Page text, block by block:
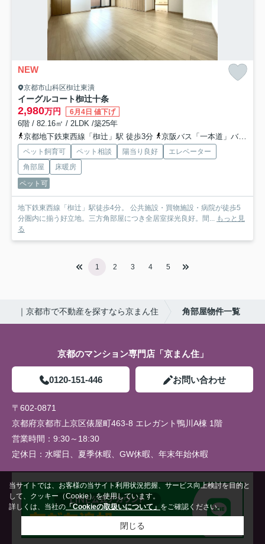
NEW
京都市山科区椥辻東潰
イーグルコート椥辻十条
2,980万円 6月4日 値下げ
6階 / 82.16㎡ / 2LDK /築25年
京都地下鉄東西線「椥辻」駅 徒歩3分
京阪バス「一本道」バス停下車 徒歩3分
ペット飼育可 ペット相談 陽当り良好
エレベーター
角部屋
床暖房
ペット可
地下鉄東西線「椥辻」駅徒歩4分。 公共施設・買物施設・病院が徒歩5
分圏内に揃う好立地。三方角部屋につき全居室採光良好。間... もっと見
る
1 2 3 4 5
｜京都市で不動産を探すなら京まん住 角部屋物件一覧
京都のマンション専門店「京まん住」
0120-151-446 お問い合わせ
〒602-0871
京都府京都市上京区俵屋町463-8 エレガント鴨川A棟 1階
営業時間： 9:30～18:30
定休日： 水曜日、夏季休暇、GW休暇、年末年始休暇
当サイトでは、お客様の当サイト利用状況把握、サービス向上検討を目的と
して、クッキー（Cookie）を使用しています。
詳しくは、当社の 「Cookieの取扱いについて」 をご確認ください。
閉じる